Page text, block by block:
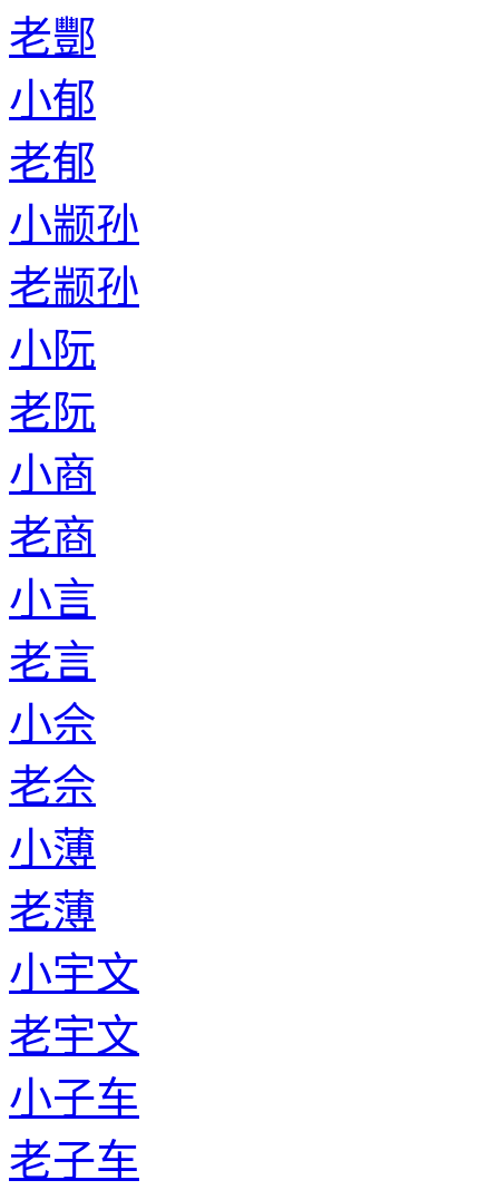
老酆
小郁
老郁
小颛孙
老颛孙
小阮
老阮
小商
老商
小言
老言
小佘
老佘
小薄
老薄
小宇文
老宇文
小子车
老子车